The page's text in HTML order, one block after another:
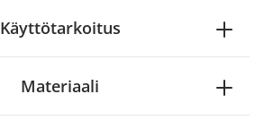
Käyttötarkoitus
Materiaali